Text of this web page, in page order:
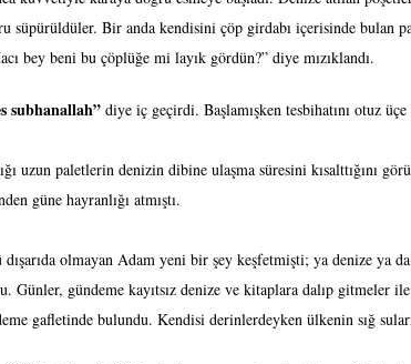
süpürüldüler. Bir anda kendisini çöp girdabı içerisinde bulan
bey beni bu çöplüğe mi layık gördün?” diye mızıklandı.
subhanallah” diye iç geçirdi. Başlamışken tesbihatını otuz
uzun paletlerin denizin dibine ulaşma süresini kısalttığını
güne hayranlığı atmıştı.
olmayan Adam yeni bir şey keşfetmişti; ya denize ya
Günler, gündeme kayıtsız denize ve kitaplara dalıp gitmeler
gafletinde bulundu. Kendisi derinlerdeyken ülkenin sığ